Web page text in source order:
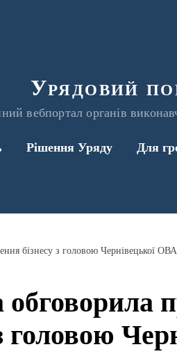
Урядовий
вебпортал органів
Рішення Уряду Для
бізнесу з головою Чернівецької ОВА
головою